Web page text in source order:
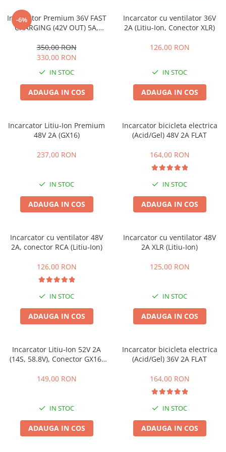
Toate accesoriile la Triciclete
Essential, M365, 1S
PRO / PRO2
Scooter 4 Ultra
Piese Xiaomi Scooter 5
Piese Xiaomi Scooter Elite
Piese Xiaomi Scooter 5 PLUS
Piese Xiaomi Scooter 5 PRO
Piese Xiaomi Scooter 5 MAX
Piese Xiaomi Scooter 6 MAX
Piese Xiaomi Scooter 6
Scooter 4 Lite
Piese Segway/Ninebot
ES1, ES2, ES3
Ninebot Segway ZT3 PRO
-6%
Incarcator Premium 36V FAST
CHARGING (42V OUT) 5A,
350,00 RON
330,00 RON
IN STOC
ADAUGA IN COS
Incarcator cu ventilator 36V
2A (Litiu-Ion, Conector XLR)
126,00 RON
IN STOC
ADAUGA IN COS
Incarcator Litiu-Ion Premium
48V 2A (GX16)
237,00 RON
IN STOC
ADAUGA IN COS
Incarcator bicicleta electrica
(Acid/Gel) 48V 2A FLAT
164,00 RON
IN STOC
ADAUGA IN COS
Incarcator cu ventilator 48V
2A, conector RCA (Litiu-Ion)
126,00 RON
IN STOC
ADAUGA IN COS
Incarcator cu ventilator 48V
2A XLR (Litiu-Ion)
125,00 RON
IN STOC
ADAUGA IN COS
Incarcator Litiu-Ion 52V 2A
(14S, 58.8V), Conector GX16,
149,00 RON
IN STOC
ADAUGA IN COS
Incarcator bicicleta electrica
(Acid/Gel) 36V 2A FLAT
164,00 RON
IN STOC
ADAUGA IN COS